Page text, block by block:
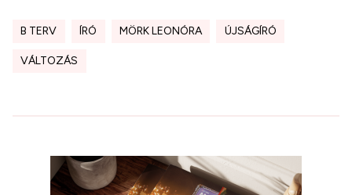
B TERV ÍRÓ MÖRK LEONÓRA ÚJSÁGÍRÓ
VÁLTOZÁS